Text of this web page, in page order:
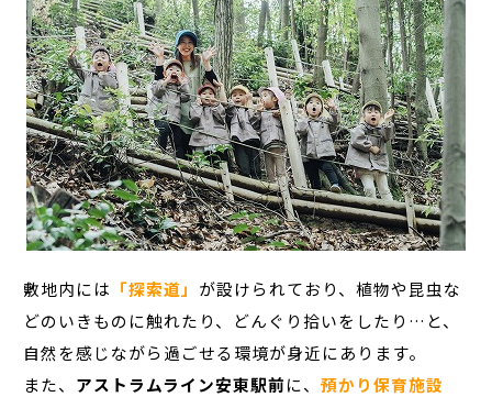
敷地内には 「探索道」 が設けられており、植物や昆虫な
どのいきものに触れたり、どんぐり拾いをしたり…と、
自然を感じながら過ごせる環境が身近にあります。
また、 アストラムライン安東駅前に、預かり保育施設